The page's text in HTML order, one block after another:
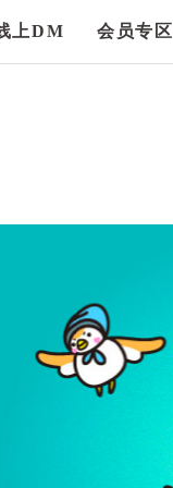
上DM 会员专区